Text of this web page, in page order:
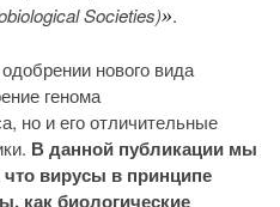
Societies)».
нового вида
генома
но и его отличительные
В данной публикации мы
что вирусы в принципе
как биологические